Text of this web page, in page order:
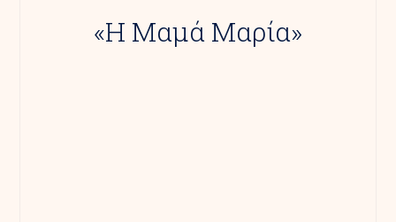
«Η Μαμά Μαρία»